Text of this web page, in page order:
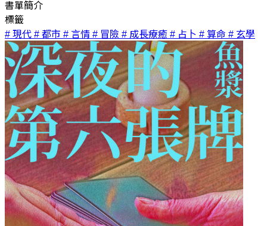
書單簡介
標籤
# 現代 # 都市 # 言情 # 冒險 # 成長療癒 # 占卜 # 算命 # 玄學